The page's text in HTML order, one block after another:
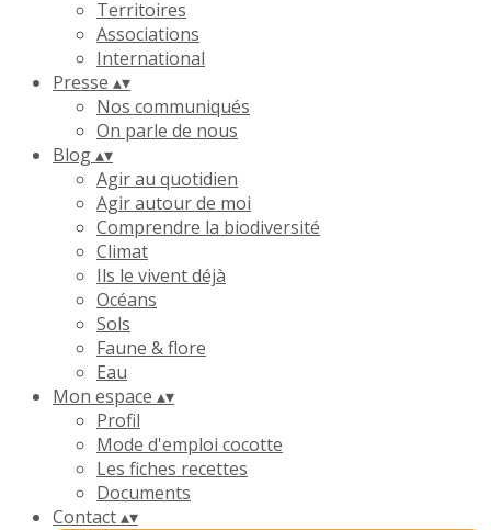
Territoires
Associations
International
Presse ▴▾
Nos communiqués
On parle de nous
Blog▴▾
Agir au quotidien
Agir autour de moi
Comprendre la biodiversité
Climat
Ils le vivent déjà
Océans
Sols
Faune & flore
Eau
Mon espace ▴▾
Profil
Mode d'emploi cocotte
Les fiches recettes
Documents
Contact▴▾